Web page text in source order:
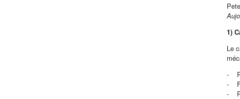
1)
Le
-
-
-